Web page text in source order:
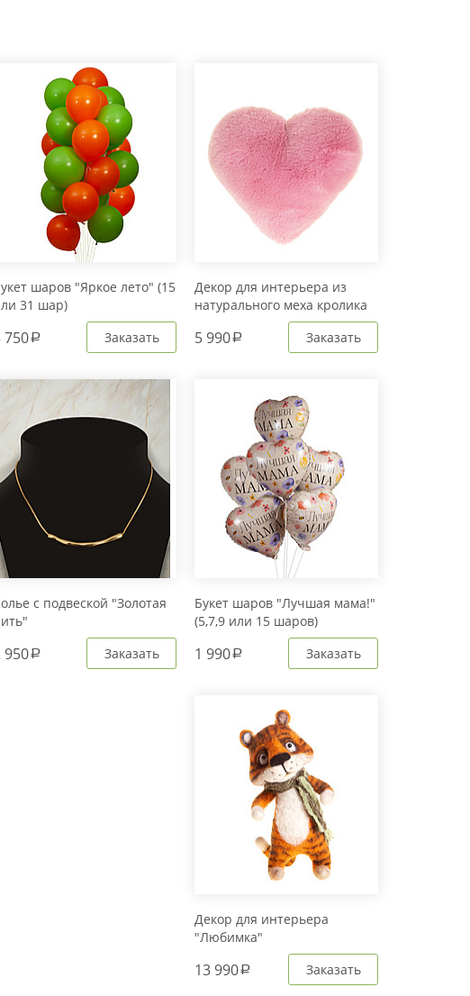
шаров "Яркое лето" (15
31 шар)
750a Заказать
Декор для интерьера из
натурального меха кролика
Рекс "Сердце" IM20601
5 990a Заказать
с подвеской "Золотая
950a Заказать
Букет шаров "Лучшая мама!"
(5,7,9 или 15 шаров)
1 990a Заказать
Декор для интерьера
"Любимка"
13 990a Заказать